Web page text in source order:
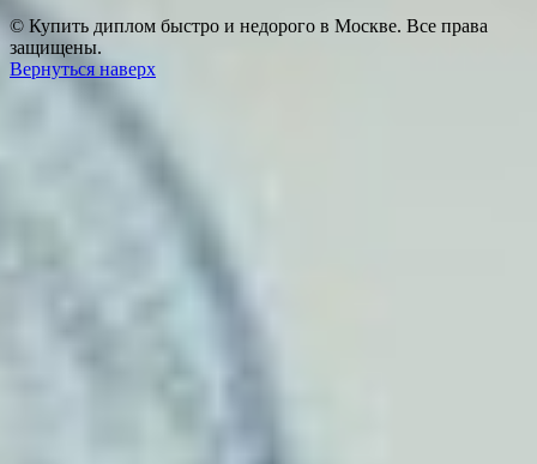
© Купить диплом быстро и недорого в Москве. Все права
защищены.
Вернуться наверх